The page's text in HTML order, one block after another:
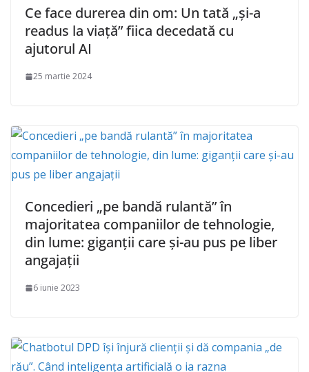
Ce face durerea din om: Un tată „și-a
readus la viață” fiica decedată cu
ajutorul AI
25 martie 2024
Concedieri „pe bandă rulantă” în
majoritatea companiilor de tehnologie,
din lume: giganții care și-au pus pe liber
angajații
6 iunie 2023